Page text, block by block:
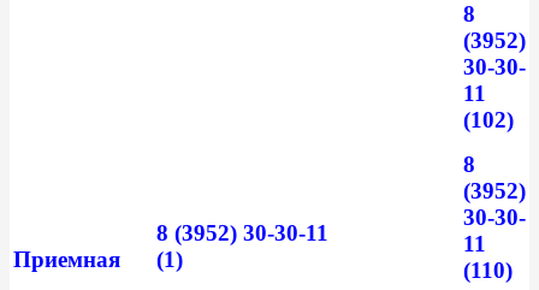
Приемная
8 (3952) 30-30-11
(1)
8
(3952)
30-30-
11
(102)
8
(3952)
30-30-
11
(110)